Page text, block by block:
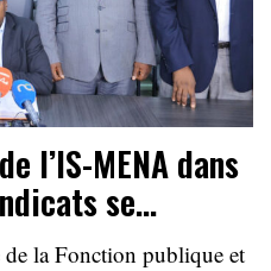
l’IS-MENA dans
se…
la Fonction publique et